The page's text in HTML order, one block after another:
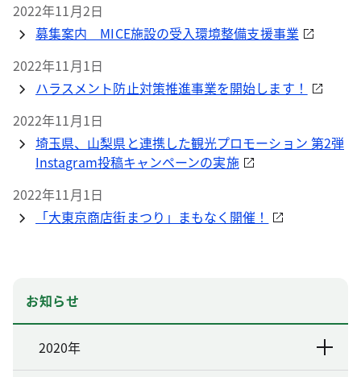
2022年11月2日
募集案内 MICE施設の受入環境整備支援事業
2022年11月1日
ハラスメント防止対策推進事業を開始します！
2022年11月1日
埼玉県、山梨県と連携した観光プロモーション 第2弾
Instagram投稿キャンペーンの実施
2022年11月1日
「大東京商店街まつり」まもなく開催！
お知らせ
2020年